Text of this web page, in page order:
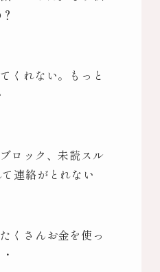
くれない。もっと
ロック、未読スル
連絡がとれない
くさんお金を使っ